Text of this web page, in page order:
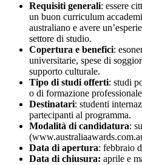
Requisiti generali: essere
un buon curriculum
australiano e avere
settore di studio.
Copertura e benefici:
universitarie, spese di
supporto culturale.
Tipo di studi offerti: studi
o di formazione
Destinatari: studenti
partecipanti al programma.
Modalità di candidatura:
Data di apertura: febbraio
Data di chiusura: aprile e